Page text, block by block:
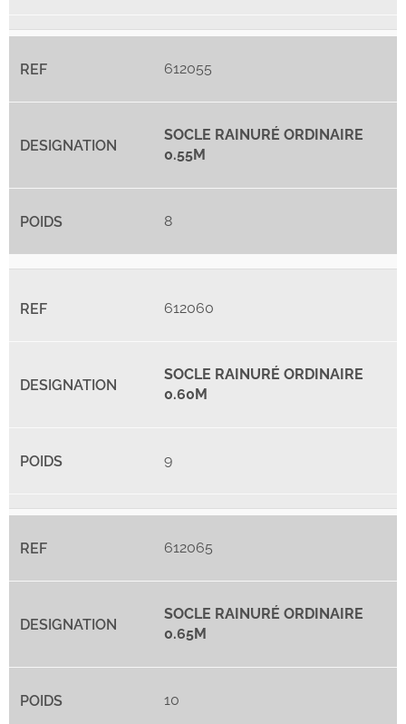
612055
SOCLE RAINURÉ ORDINAIRE
0.55M
8
612060
SOCLE RAINURÉ ORDINAIRE
0.60M
9
612065
SOCLE RAINURÉ ORDINAIRE
0.65M
10